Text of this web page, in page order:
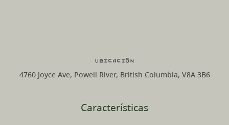
Características
Ubicación
4760 Joyce Ave, Powell River, British Columbia, V8A 3B6